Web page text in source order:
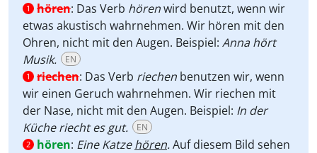
1 hören: Das Verb hörenwird benutzt, wenn wir
etwas akustisch wahrnehmen. Wir hören mit den
Ohren, nicht mit den Augen. Beispiel: Anna hört
Musik.
EN
1 riechen: Das Verb riechen benutzen wir, wenn
wir einen Geruch wahrnehmen. Wir riechen mit
der Nase, nicht mit den Augen. Beispiel: In der
Küche riecht es gut.
EN
2 hören: Eine Katzehören.Auf diesem Bild sehen